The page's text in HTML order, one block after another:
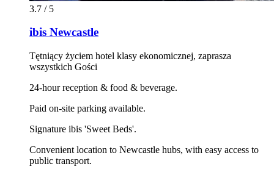
3.7 / 5
ibis Newcastle
Tętniący życiem hotel klasy ekonomicznej, zaprasza
wszystkich Gości
24-hour reception & food & beverage.
Paid on-site parking available.
Signature ibis 'Sweet Beds'.
Convenient location to Newcastle hubs, with easy access to
public transport.